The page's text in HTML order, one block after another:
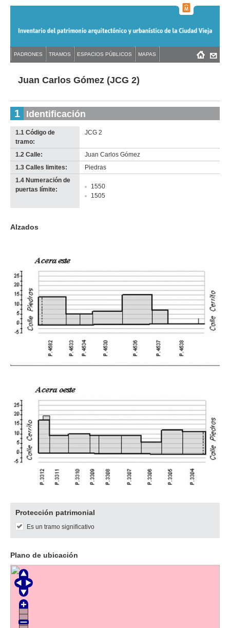
navigation
Back
Juan Carlos Gómez (JCG 2)
1 Identificación
1.1 Código de
tramo:
JCG 2
1.2 Calle:
Juan Carlos Gómez
1.3 Calles limites:
Piedras
1.4 Numeración de
puertas límite:
1550
1505
Alzados
Descargar
original
Protección patrimonial
Es un tramo significativo
Plano de ubicación
Back
to Menú
PADRONES TRAMOS ESPACIOS PÚBLICOS MAPAS